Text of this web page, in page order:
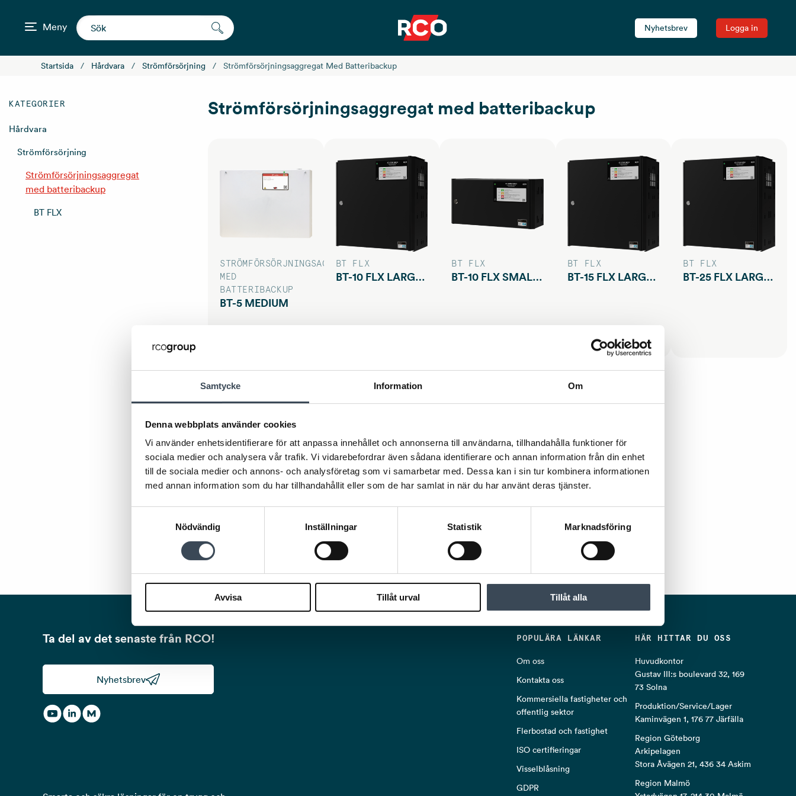
Samtycke Information Om
Denna webbplats använder cookies
Vi använder enhetsidentifierare för att anpassa innehållet och annonserna till användarna, tillhandahålla funktioner för
sociala medier och analysera vår trafik. Vi vidarebefordrar även sådana identifierare och annan information från din enhet
till de sociala medier och annons- och analysföretag som vi samarbetar med. Dessa kan i sin tur kombinera informationen
med annan information som du har tillhandahållit eller som de har samlat in när du har använt deras tjänster.
Nödvändig
Inställningar Statistik Marknadsföring
Avvisa Tillåt urval Tillåt alla
Meny Nyhetsbrev Logga in
Startsida Hårdvara Strömförsörjning Strömförsörjningsaggregat Med Batteribackup
KATEGORIER
Hårdvara
Strömförsörjning
Strömförsörjningsaggregat
med batteribackup
BT FLX
Strömförsörjningsaggregat med batteribackup
STRÖMFÖRSÖRJNINGSAGGREGAT
MED
BATTERIBACKUP
BT-5 MEDIUM
BT FLX
BT-10 FLX LARGE COM Gen 2
BT FLX
BT-10 FLX SMALL COM Gen 2
BT FLX
BT-15 FLX LARGE COM Gen 2
BT FLX
BT-25 FLX LARGE COM Gen2
BT FLX BT FLX BT FLX
Ta del av det senaste från RCO!
Nyhetsbrev
POPULÄRA LÄNKAR
Om oss
Kontakta oss
Kommersiella fastigheter och
offentlig sektor
Flerbostad och fastighet
ISO certifieringar
Visselblåsning
GDPR
HÄR HITTAR DU OSS
Huvudkontor
Gustav III:s boulevard 32, 169
73 Solna
Produktion/Service/Lager
Kaminvägen 1, 176 77 Järfälla
Region Göteborg
Arkipelagen
Stora Åvägen 21, 436 34 Askim
Region Malmö